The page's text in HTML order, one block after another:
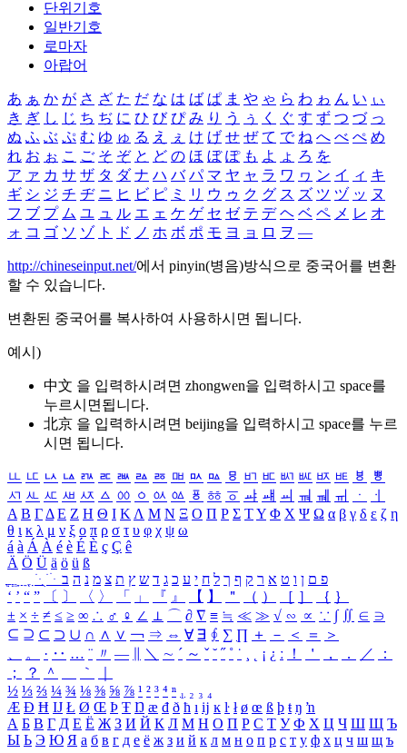
단위기호
일반기호
로마자
아랍어
あ ぁ か が さ ざ た だ な は ば ぱ ま や ゃ ら わ ゎ ん い ぃ
き ぎ し じ ち ぢ に ひ び ぴ み り う ぅ く ぐ す ず つ づ っ
ぬ ふ ぶ ぷ む ゆ ゅ る え ぇ け げ せ ぜ て で ね へ べ ぺ め
れ お ぉ こ ご そ ぞ と ど の ほ ぼ ぽ も よ ょ ろ を
ア ァ カ サ ザ タ ダ ナ ハ バ パ マ ヤ ャ ラ ワ ヮ ン イ ィ キ
ギ シ ジ チ ヂ ニ ヒ ビ ピ ミ リ ウ ゥ ク グ ス ズ ツ ヅ ッ ヌ
フ ブ プ ム ユ ュ ル エ ェ ケ ゲ セ ゼ テ デ ヘ ベ ペ メ レ オ
ォ コ ゴ ソ ゾ ト ド ノ ホ ボ ポ モ ヨ ョ ロ ヲ ―
http://chineseinput.net/에서 pinyin(병음)방식으로 중국어를 변환
할 수 있습니다.
변환된 중국어를 복사하여 사용하시면 됩니다.
예시)
中文 을 입력하시려면 zhongwen을 입력하시고 space를
누르시면됩니다.
北京 을 입력하시려면 beijing을 입력하시고 space를 누르
시면 됩니다.
ㅥ ㅦ ㅧ ㅨ ㅩ ㅪ ㅫ ㅬ ㅭ ㅮ ㅯ ㅰ ㅱ ㅲ ㅳ ㅴ ㅵ ㅶ ㅷ ㅸ
ㅹ
ㅺ ㅻ ㅼ ㅽ ㅾ ㅿ ㆀ ㆁ ㆂ ㆃ ㆄ ㆅ ㆆ ㆇ ㆈ ㆉ ㆊ ㆋ ㆌ ㆍ
ㆎ
Α Β ΓΔ Ε Ζ Η Θ Ι ΚΛ Μ Ν Ξ Ο Π Ρ Σ ΤΥ Φ Χ Ψ Ω α β γ δ ε ζ η
θ ι κ λ μ ν ξ ο π ρ σ τ υ φ χ ψ ω
á à Á À é è É È ç Ç ê
Ä Ö Ü ä ö ü ß
ִֶֹ ֻּ ׁׂ פ ם ן ו ט א ר ק ף ך ל ח י ע כ ג ד ש ץ ת צ מ נ ה ב
‘ ’ “ ” 〔 〕 〈 〉 「 」 『 』 【 】 ＂ （ ） ［ ］ ｛ ｝
± × ÷ ≠ ≤ ≥ ∞ ∴ ♂ ♀ ∠ ⊥ ⌒ ∂ ∇ ≡ ≒ ≪ ≫ √ ∽ ∝ ∵ ∫ ∬ ∈ ∋
⊆ ⊇ ⊂ ⊃ ∪ ∩ ∧ ∨ ￢ ⇒ ⇔ ∀ ∃ ∮ ∑ ∏ ＋ － ＜ ＝
＞
、
。 · ‥ … ¨ 〃 ― ＼ ∼ ´ ～ ˇ ˘ ˝ ˚ ˙ ¸ ¡ ¿ ː ！ ＇ ， ． ／
：
；
？ ＾ ｀
½ ⅓ ⅔ ¼ ¾ ⅛ ⅜ ⅝ ⅞ ¹ ² ³ ⁴ ⁿ ₁ ₂ ₃ ₄
Æ Ð Ħ Ĳ Ł Ø Œ Þ Ŧ Ŋ æ đ ð ħ ı ĳ ĸ ŀ ł ø œ ß þ ŧ ŋ ŉ
А Б В Г Д Е Ё Ж З И Й К Л М Н О П Р С Т У Ф Х Ц Ч Ш Щ Ъ
Ы Ь Э Ю Я а б в г д е ё ж з и й к л м н о п р с т у ф х ц ч ш щ ъ